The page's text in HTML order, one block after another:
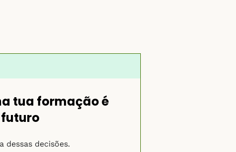
tua formação é
dessas decisões.